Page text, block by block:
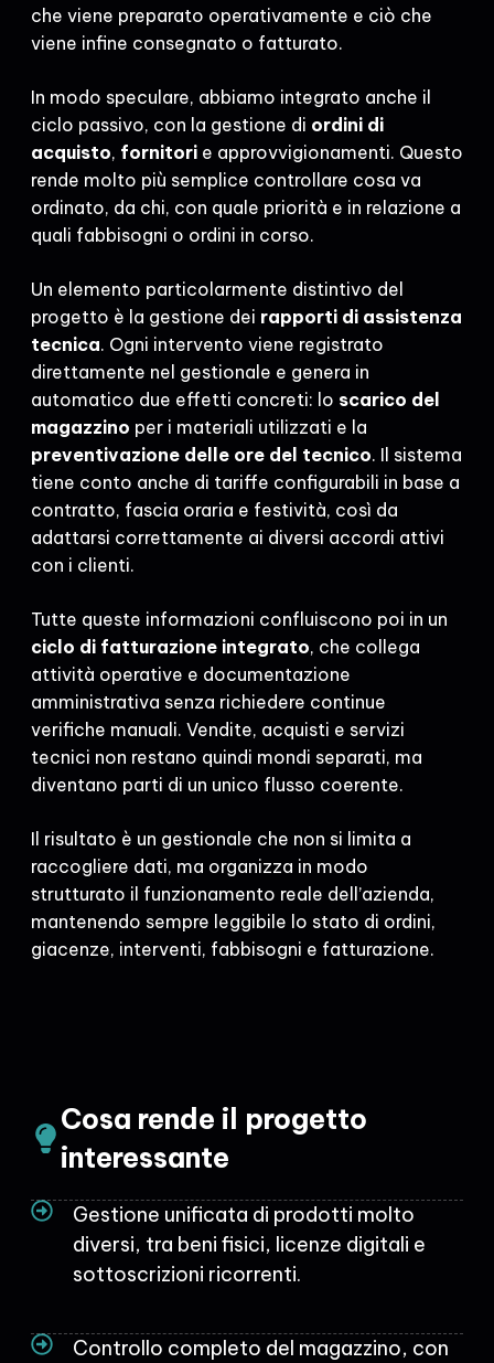
che viene preparato operativamente e ciò che
viene infine consegnato o fatturato.
In modo speculare, abbiamo integrato anche il
ciclo passivo, con la gestione di ordini di
acquisto, fornitori e approvvigionamenti. Questo
rende molto più semplice controllare cosa va
ordinato, da chi, con quale priorità e in relazione a
quali fabbisogni o ordini in corso.
Un elemento particolarmente distintivo del
progetto è la gestione dei rapporti di assistenza
tecnica. Ogni intervento viene registrato
direttamente nel gestionale e genera in
automatico due effetti concreti: lo scarico del
magazzino per i materiali utilizzati e la
preventivazione delle ore del tecnico. Il sistema
tiene conto anche di tariffe configurabili in base a
contratto, fascia oraria e festività, così da
adattarsi correttamente ai diversi accordi attivi
con i clienti.
Tutte queste informazioni confluiscono poi in un
ciclo di fatturazione integrato, che collega
attività operative e documentazione
amministrativa senza richiedere continue
verifiche manuali. Vendite, acquisti e servizi
tecnici non restano quindi mondi separati, ma
diventano parti di un unico flusso coerente.
Il risultato è un gestionale che non si limita a
raccogliere dati, ma organizza in modo
strutturato il funzionamento reale dell’azienda,
mantenendo sempre leggibile lo stato di ordini,
giacenze, interventi, fabbisogni e fatturazione.
Cosa rende il progetto
interessante
Gestione unificata di prodotti molto
diversi, tra beni fisici, licenze digitali e
sottoscrizioni ricorrenti.
Controllo completo del magazzino, con